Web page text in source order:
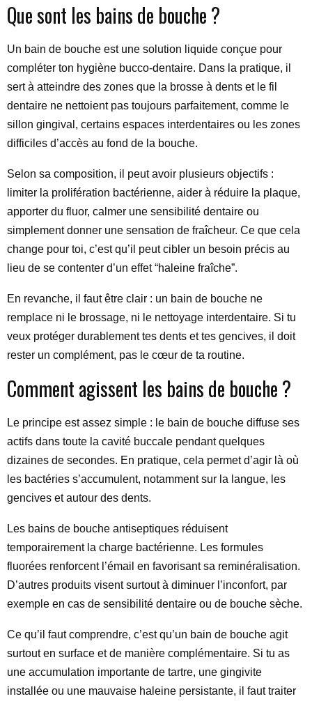
Que sont les bains de bouche ?
Un bain de bouche est une solution liquide conçue pour
compléter ton hygiène bucco-dentaire. Dans la pratique, il
sert à atteindre des zones que la brosse à dents et le fil
dentaire ne nettoient pas toujours parfaitement, comme le
sillon gingival, certains espaces interdentaires ou les zones
difficiles d’accès au fond de la bouche.
Selon sa composition, il peut avoir plusieurs objectifs :
limiter la prolifération bactérienne, aider à réduire la plaque,
apporter du fluor, calmer une sensibilité dentaire ou
simplement donner une sensation de fraîcheur. Ce que cela
change pour toi, c’est qu’il peut cibler un besoin précis au
lieu de se contenter d’un effet “haleine fraîche”.
En revanche, il faut être clair : un bain de bouche ne
remplace ni le brossage, ni le nettoyage interdentaire. Si tu
veux protéger durablement tes dents et tes gencives, il doit
rester un complément, pas le cœur de ta routine.
Comment agissent les bains de bouche ?
Le principe est assez simple : le bain de bouche diffuse ses
actifs dans toute la cavité buccale pendant quelques
dizaines de secondes. En pratique, cela permet d’agir là où
les bactéries s’accumulent, notamment sur la langue, les
gencives et autour des dents.
Les bains de bouche antiseptiques réduisent
temporairement la charge bactérienne. Les formules
fluorées renforcent l’émail en favorisant sa reminéralisation.
D’autres produits visent surtout à diminuer l’inconfort, par
exemple en cas de sensibilité dentaire ou de bouche sèche.
Ce qu’il faut comprendre, c’est qu’un bain de bouche agit
surtout en surface et de manière complémentaire. Si tu as
une accumulation importante de tartre, une gingivite
installée ou une mauvaise haleine persistante, il faut traiter